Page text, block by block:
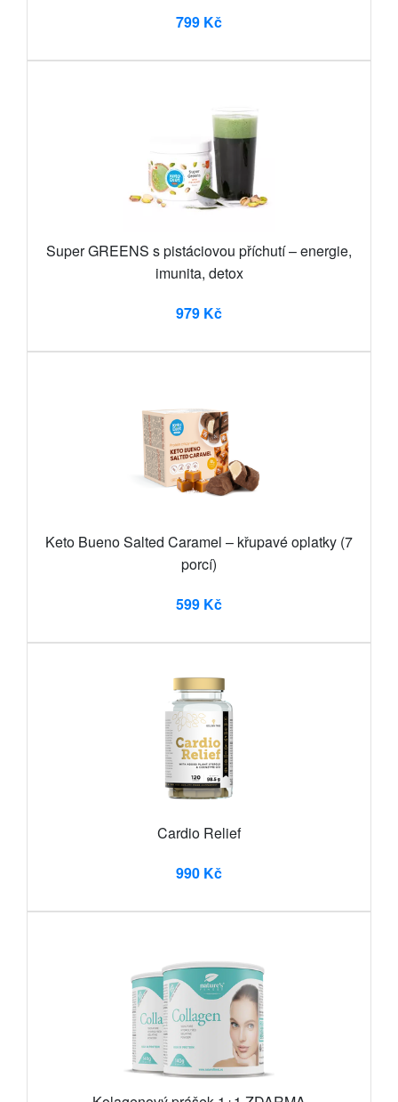
799 Kč
Super GREENS s pistáciovou příchutí – energie,
imunita, detox
979 Kč
Keto Bueno Salted Caramel – křupavé oplatky (7
porcí)
599 Kč
Cardio Relief
990 Kč